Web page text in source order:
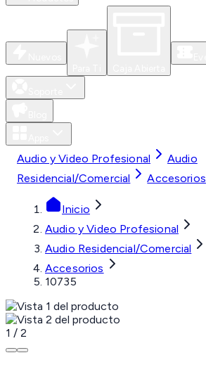
Audio y Video Profesional
Audio
Residencial/Comercial
Accesorios
Inicio
Audio y Video Profesional
Audio Residencial/Comercial
Accesorios
10735
1 / 2